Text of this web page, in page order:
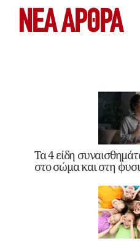
ΝΕΑ ΆΡΘΡΑ
Τα 4 είδη
στο σώμα και στη